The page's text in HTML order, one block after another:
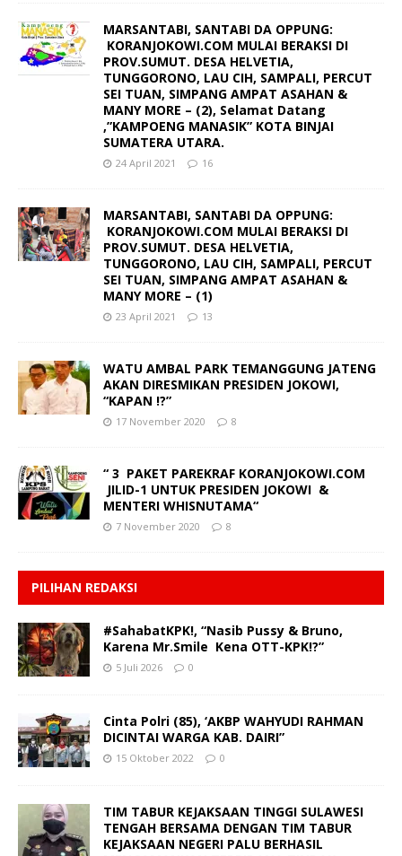
MARSANTABI, SANTABI DA OPPUNG:
KORANJOKOWI.COM MULAI BERAKSI DI
PROV.SUMUT. DESA HELVETIA,
TUNGGORONO, LAU CIH, SAMPALI, PERCUT
SEI TUAN, SIMPANG AMPAT ASAHAN &
MANY MORE – (2), Selamat Datang
,”KAMPOENG MANASIK” KOTA BINJAI
SUMATERA UTARA.
24 April 2021 16
MARSANTABI, SANTABI DA OPPUNG:
KORANJOKOWI.COM MULAI BERAKSI DI
PROV.SUMUT. DESA HELVETIA,
TUNGGORONO, LAU CIH, SAMPALI, PERCUT
SEI TUAN, SIMPANG AMPAT ASAHAN &
MANY MORE – (1)
23 April 2021 13
WATU AMBAL PARK TEMANGGUNG JATENG
AKAN DIRESMIKAN PRESIDEN JOKOWI,
“KAPAN !?”
17 November 2020 8
“ 3 PAKET PAREKRAF KORANJOKOWI.COM
JILID-1 UNTUK PRESIDEN JOKOWI &
MENTERI WHISNUTAMA“
7 November 2020 8
PILIHAN REDAKSI
#SahabatKPK!, “Nasib Pussy & Bruno,
Karena Mr.Smile Kena OTT-KPK!?”
5 Juli 2026 0
Cinta Polri (85), ‘AKBP WAHYUDI RAHMAN
DICINTAI WARGA KAB. DAIRI”
15 Oktober 2022 0
TIM TABUR KEJAKSAAN TINGGI SULAWESI
TENGAH BERSAMA DENGAN TIM TABUR
KEJAKSAAN NEGERI PALU BERHASIL